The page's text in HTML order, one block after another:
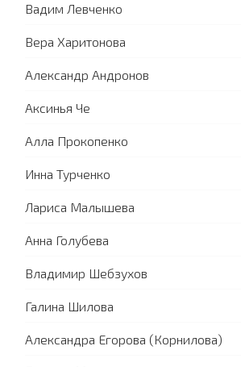
Вадим Левченко
Вера Харитонова
Александр Андронов
Аксинья Че
Алла Прокопенко
Инна Турченко
Лариса Малышева
Анна Голубева
Владимир Шебзухов
Галина Шилова
Александра Егорова (Корнилова)